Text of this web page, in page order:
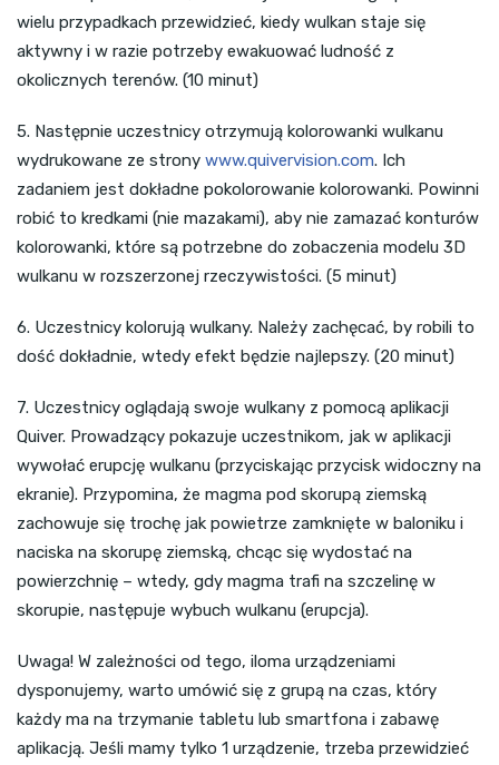
wielu przypadkach przewidzieć, kiedy wulkan staje się
aktywny i w razie potrzeby ewakuować ludność z
okolicznych terenów. (10 minut)
5. Następnie uczestnicy otrzymują kolorowanki wulkanu
wydrukowane ze strony www.quivervision.com. Ich
zadaniem jest dokładne pokolorowanie kolorowanki. Powinni
robić to kredkami (nie mazakami), aby nie zamazać konturów
kolorowanki, które są potrzebne do zobaczenia modelu 3D
wulkanu w rozszerzonej rzeczywistości. (5 minut)
6. Uczestnicy kolorują wulkany. Należy zachęcać, by robili to
dość dokładnie, wtedy efekt będzie najlepszy. (20 minut)
7. Uczestnicy oglądają swoje wulkany z pomocą aplikacji
Quiver. Prowadzący pokazuje uczestnikom, jak w aplikacji
wywołać erupcję wulkanu (przyciskając przycisk widoczny na
ekranie). Przypomina, że magma pod skorupą ziemską
zachowuje się trochę jak powietrze zamknięte w baloniku i
naciska na skorupę ziemską, chcąc się wydostać na
powierzchnię – wtedy, gdy magma trafi na szczelinę w
skorupie, następuje wybuch wulkanu (erupcja).
Uwaga! W zależności od tego, iloma urządzeniami
dysponujemy, warto umówić się z grupą na czas, który
każdy ma na trzymanie tabletu lub smartfona i zabawę
aplikacją. Jeśli mamy tylko 1 urządzenie, trzeba przewidzieć